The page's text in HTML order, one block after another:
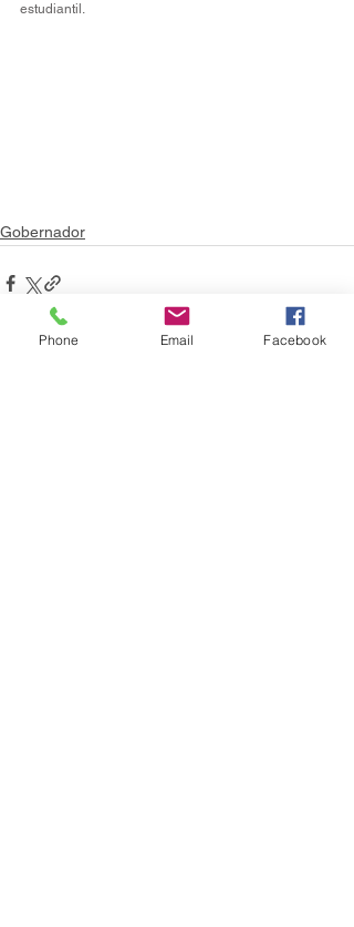
estudiantil.
Gobernador
Phone Email Facebook